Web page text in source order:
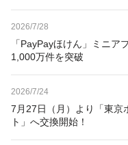
2026/7/28
「PayPayほけん」ミニア
1,000万件を突破
2026/7/24
7月27日（月）より「東京
ト」へ交換開始！